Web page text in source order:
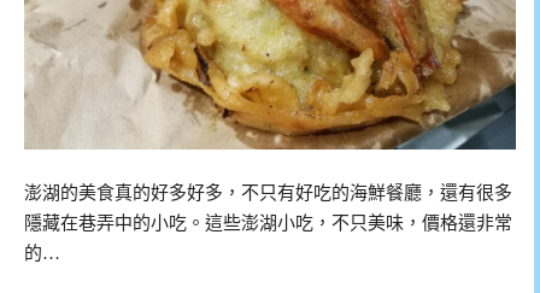
澎湖的美食真的好多好多，不只有好吃的海鮮餐廳，還有很多
隱藏在巷弄中的小吃。這些澎湖小吃，不只美味，價格還非常
的…